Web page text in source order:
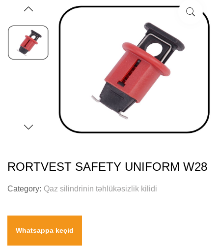
RORTVEST SAFETY UNIFORM W28
Category: Qaz silindrinin təhlükəsizlik kilidi
Whatsappa keçid